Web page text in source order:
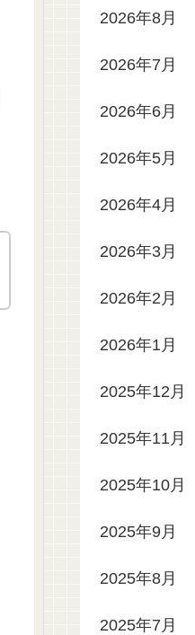
2026年8月
2026年7月
2026年6月
2026年5月
2026年4月
2026年3月
2026年2月
2026年1月
2025年12月
2025年11月
2025年10月
2025年9月
2025年8月
2025年7月